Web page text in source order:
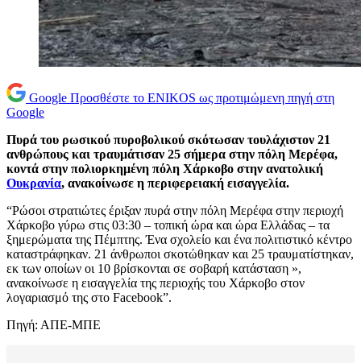
Google Προσθέστε το ENIKOS ως προτιμώμενη πηγή στη
Google
Πυρά του ρωσικού πυροβολικού σκότωσαν τουλάχιστον 21
ανθρώπους και τραυμάτισαν 25 σήμερα στην πόλη Μερέφα,
κοντά στην πολιορκημένη πόλη Χάρκοβο στην ανατολική
Ουκρανία, ανακοίνωσε η περιφερειακή εισαγγελία.
“Ρώσοι στρατιώτες έριξαν πυρά στην πόλη Μερέφα στην περιοχή
Χάρκοβο γύρω στις 03:30 – τοπική ώρα και ώρα Ελλάδας – τα
ξημερώματα της Πέμπτης. Ένα σχολείο και ένα πολιτιστικό κέντρο
καταστράφηκαν. 21 άνθρωποι σκοτώθηκαν και 25 τραυματίστηκαν,
εκ των οποίων οι 10 βρίσκονται σε σοβαρή κατάσταση »,
ανακοίνωσε η εισαγγελία της περιοχής του Χάρκοβο στον
λογαριασμό της στο Facebook”.
Πηγή: ΑΠΕ-ΜΠΕ